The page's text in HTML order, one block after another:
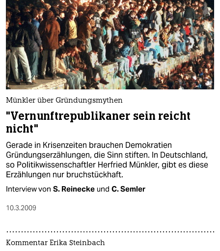
Münkler über Gründungsmythen
"Vernunftrepublikaner sein reicht
nicht"
Gerade in Krisenzeiten brauchen Demokratien
Gründungserzählungen, die Sinn stiften. In Deutschland,
so Politikwissenschaftler Herfried Münkler, gibt es diese
Erzählungen nur bruchstückhaft.
Interview von S. Reinecke und C. Semler
10.3.2009
Kommentar Erika Steinbach